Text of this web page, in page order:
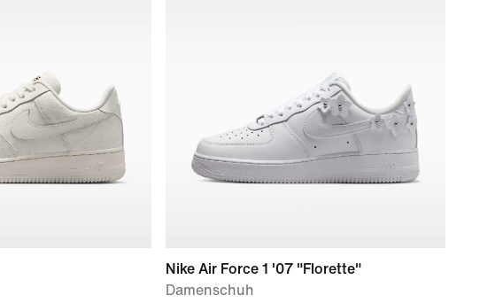
Nike Air Force 1 '07 "Florette"
Damenschuh